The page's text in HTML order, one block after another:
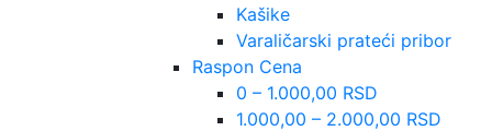
Kašike
Varaličarski prateći pribor
Raspon Cena
0 – 1.000,00 RSD
1.000,00 – 2.000,00 RSD